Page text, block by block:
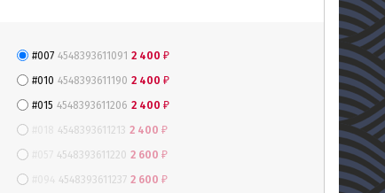
#007 4548393611091 2 400 ₽
#010 4548393611190 2 400 ₽
#015 4548393611206 2 400 ₽
4548393611213 2 400 ₽
4548393611220 2 600 ₽
4548393611237 2 600 ₽